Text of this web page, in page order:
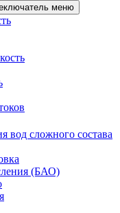
меню
вод сложного состава
(БАО)